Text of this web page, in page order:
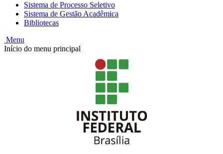
Sistema de Processo Seletivo
Sistema de Gestão Acadêmica
Bibliotecas
Menu
Início do menu principal